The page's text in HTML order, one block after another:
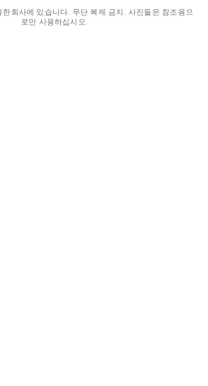
회사에 있습니다. 무단 복제 금지. 사진들은 참조용으
로만 사용하십시오.